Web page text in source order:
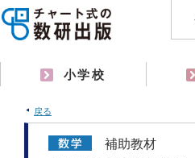
小学校
戻る
補助教材